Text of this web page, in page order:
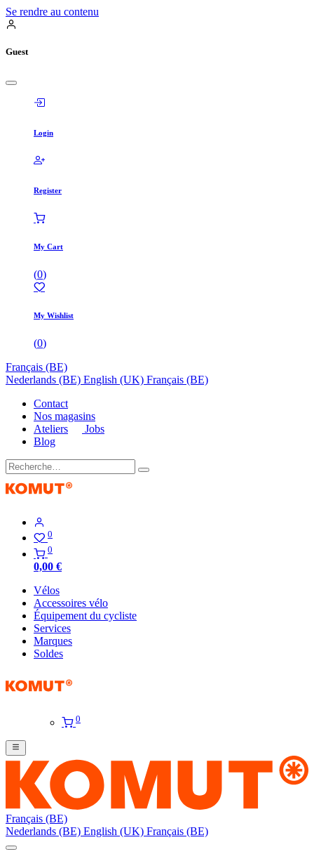
Se rendre au contenu
Guest
Login
Register
My Cart
(0)
My Wishlist
(0)
Français (BE)
Nederlands (BE) English (UK) Français (BE)
Contact
Nos magasins
Ateliers
Jobs
Blog
0
0
0,00 €
Vélos
Accessoires vélo
Équipement du cycliste
Services
Marques
Soldes
0
Français (BE)
Nederlands (BE) English (UK) Français (BE)